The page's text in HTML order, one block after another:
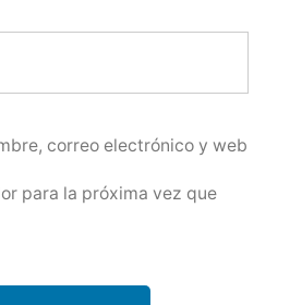
correo electrónico y web
para la próxima vez que